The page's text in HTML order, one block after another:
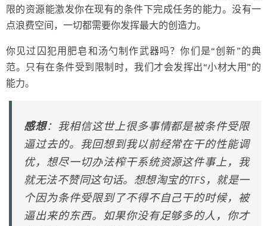
限的资源能激发你在现有的条件下完成任务的能力。没有一
点浪费空间，一切都需要你发挥最大的创造力。
你见过囚犯用肥皂和汤勺制作武器吗？你们是“创新”的典
范。只有在条件受到限制时，我们才会发挥出“小材大用”的
能力。
感想：我相信这世上很多事情都是被条件受限
逼过去的。我回想到我以前经常在干的性能调
优，想尽一切办法榨干系统资源这件事上，我
就无法不赞同这句话。想想淘宝的TFS，就是一
个因为条件受限到了不得不自己干的时候，被
逼出来的东西。如果你没有足够多的人，你才